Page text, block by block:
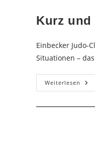
Kurz und
Einbecker Judo-
Situationen –
Weiterlesen Kurz
Und